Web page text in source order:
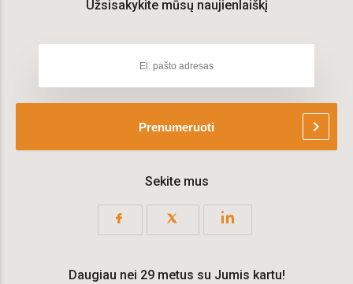
Užsisakykite mūsų naujienlaiškį
Prenumeruoti chevron_right
Sekite mus
Daugiau nei 29 metus su Jumis kartu!